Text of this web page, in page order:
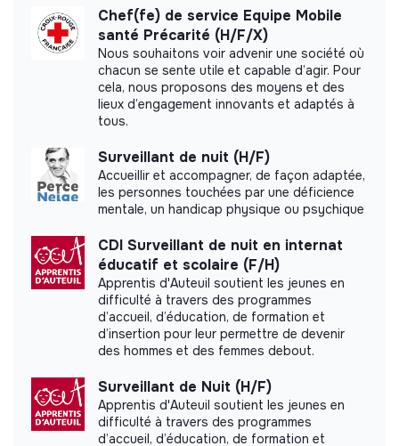
· Rédiger et contribuer aux publications scientifiques
dans des revues à comité de lecture.
Labels and certifications
This structure did not communicate to us the
Documents
Did not yet add a transparency document.
Chef(fe) de service Equipe Mobile
santé Précarité (H/F/X)
Nous souhaitons voir advenir une société où
chacun se sente utile et capable d’agir. Pour
cela, nous proposons des moyens et des
lieux d’engagement innovants et adaptés à
tous.
Surveillant de nuit (H/F)
Accueillir et accompagner, de façon adaptée,
les personnes touchées par une déficience
mentale, un handicap physique ou psychique
CDI Surveillant de nuit en internat
éducatif et scolaire (F/H)
Apprentis d'Auteuil soutient les jeunes en
difficulté à travers des programmes
d’accueil, d’éducation, de formation et
d’insertion pour leur permettre de devenir
des hommes et des femmes debout.
Surveillant de Nuit (H/F)
Apprentis d'Auteuil soutient les jeunes en
difficulté à travers des programmes
d’accueil, d’éducation, de formation et